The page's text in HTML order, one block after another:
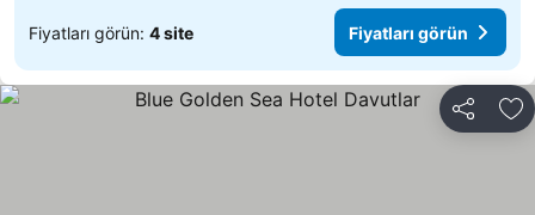
Fiyatları görün: 4 site Fiyatları görün
Paylaş